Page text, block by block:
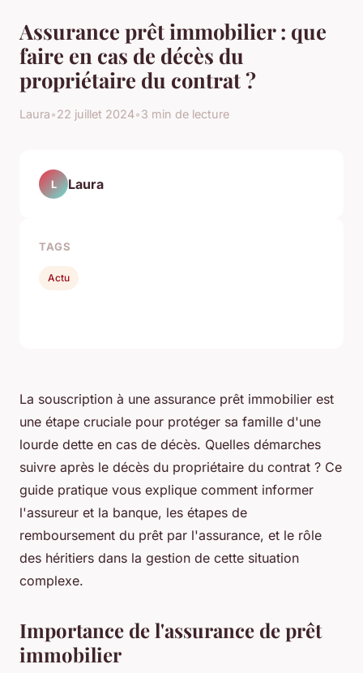
Assurance prêt immobilier : que
faire en cas de décès du
propriétaire du contrat ?
Laura•22 juillet 2024•3 min de lecture
La souscription à une assurance prêt immobilier est
une étape cruciale pour protéger sa famille d'une
lourde dette en cas de décès. Quelles démarches
suivre après le décès du propriétaire du contrat ? Ce
guide pratique vous explique comment informer
l'assureur et la banque, les étapes de
remboursement du prêt par l'assurance, et le rôle
des héritiers dans la gestion de cette situation
complexe.
Importance de l'assurance de prêt
immobilier
L Laura
TAGS
Actu